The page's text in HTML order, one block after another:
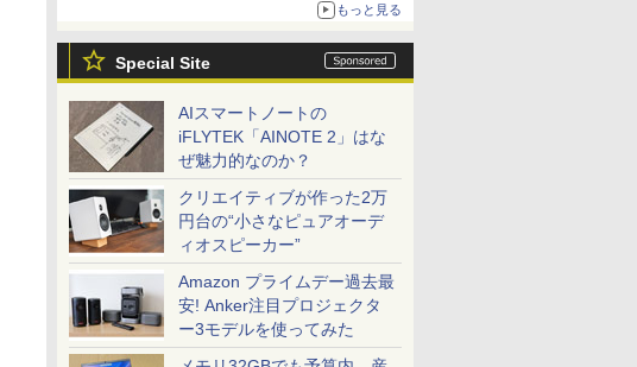
もっと見る
Special Site
AIスマートノートの
iFLYTEK「AINOTE 2」はな
ぜ魅力的なのか？
クリエイティブが作った2万
円台の“小さなピュアオーデ
ィオスピーカー”
Amazon プライムデー過去最
安! Anker注目プロジェクタ
ー3モデルを使ってみた